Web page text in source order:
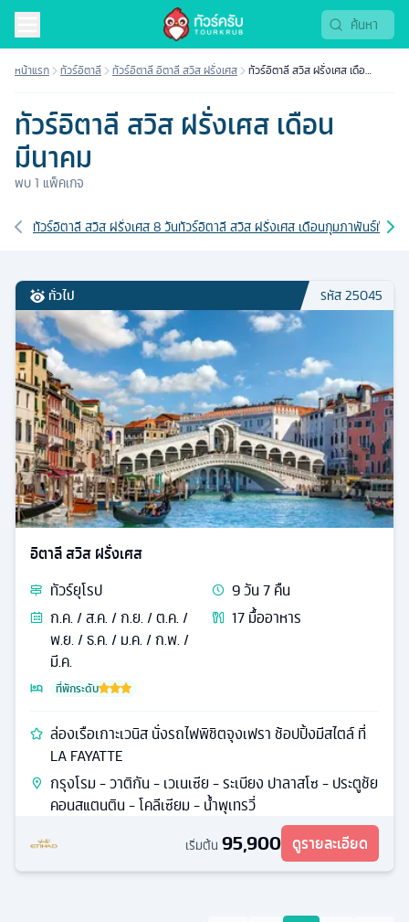
หน้าแรก ทัวร์อิตาลี ทัวร์อิตาลี อิตาลี สวิส ฝรั่งเศส
ทัวร์อิตาลี สวิส ฝรั่งเศส เดือน
ทัวร์อิตาลี สวิส ฝรั่งเศส เดือน
มีนาคม
พบ1 แพ็คเกจ
เส้นทางที่เกี่ยวข้อง
ทัวร์อิตาลี สวิส ฝรั่งเศส 8 วันทัวร์อิตาลี สวิส ฝรั่งเศส เดือนกุมภาพันธ์ทัวร์อิ
ทั่วไป รหัส25045
อิตาลี สวิส ฝรั่งเศส
ทัวร์ยุโรป 9วัน7คืน
ก.ค. / ส.ค. / ก.ย. / ต.ค. /
พ.ย. / ธ.ค. / ม.ค. / ก.พ. /
มี.ค.
17มื้ออาหาร
ที่พักระดับ
ล่องเรือเกาะเวนิส นั่งรถไฟพิชิตจุงเฟรา ช้อปปิ้งมีสไตล์ ที่
LA FAYATTE
กรุงโรม - วาติกัน - เวเนเซีย - ระเบียง ปาลาสโซ - ประตูชัย
คอนสแตนติน - โคลีเซียม - น้ำพุเทรวี่
เริ่มต้น 95,900 ดูรายละเอียด